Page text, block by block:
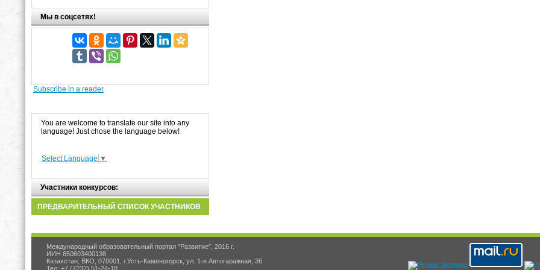
Мы в соцсетях!
Subscribe in a reader
You are welcome to translate our site into any
language! Just chose the language below!
Select Language ▼
Участники конкурсов:
ПРЕДВАРИТЕЛЬНЫЙ СПИСОК УЧАСТНИКОВ
Международный образовательный портал "Развитие", 2016 г.
ИИН 650603400138
Казахстан, ВКО, 070001, г.Усть-Каменогорск, ул. 1-я Автогаражная, 36
Тел: +7 (7232) 51-24-18